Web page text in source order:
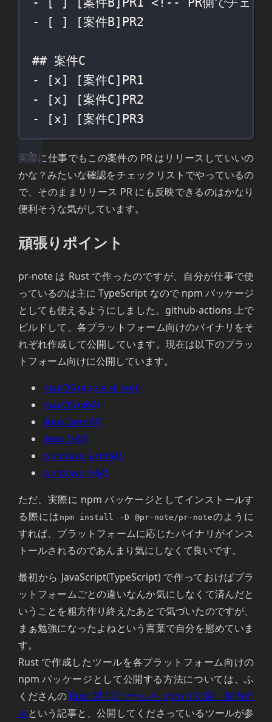
- [ ] [案件B]PR2
## 案件C
- [x] [案件C]PR1
- [x] [案件C]PR2
- [x] [案件C]PR3
実際に仕事でもこの案件の PR はリリースしていいの
かな？みたいな確認をチェックリストでやっているの
で、そのままリリース PR にも反映できるのはかなり
便利そうな気がしています。
頑張りポイント
pr-note は Rust で作ったのですが、自分が仕事で使
っているのは主に TypeScript なので npm パッケージ
としても使えるようにしました。github-actions 上で
ビルドして、各プラットフォーム向けのバイナリをそ
れぞれ作成して公開しています。現在は以下のプラッ
トフォーム向けに公開しています。
macOS (apple silicon)
macOS (x64)
linux (arm64)
linux (x64)
windows (arm64)
windows (x64)
ただ、実際に npm パッケージとしてインストールす
る際には npm install -D @pr-note/pr-noteのように
すれば、プラットフォームに応じたバイナリがインス
トールされるのであんまり気にしなくて良いです。
最初から JavaScript(TypeScript) で作っておけばプラ
ットフォームごとの違いなんか気にしなくて済んだと
いうことを粗方作り終えたあとで気づいたのですが、
まぁ勉強になったよねという言葉で自分を慰めていま
す。
Rust で作成したツールを各プラットフォーム向けの
npm パッケージとして公開する方法については、ふ
くださんの Rust 製 CLI ツールを npm で公開・配布す
るという記事と、公開してくださっているツールが参